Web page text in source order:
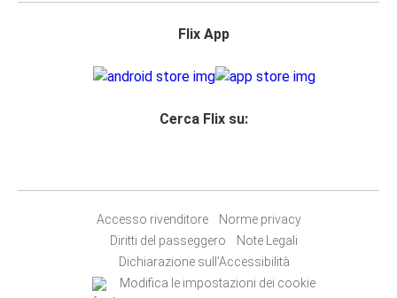
Flix App
Cerca Flix su:
Accesso rivenditore
Norme privacy
Diritti del passeggero
Note Legali
Dichiarazione sull’Accessibilità
Modifica le impostazioni dei cookie